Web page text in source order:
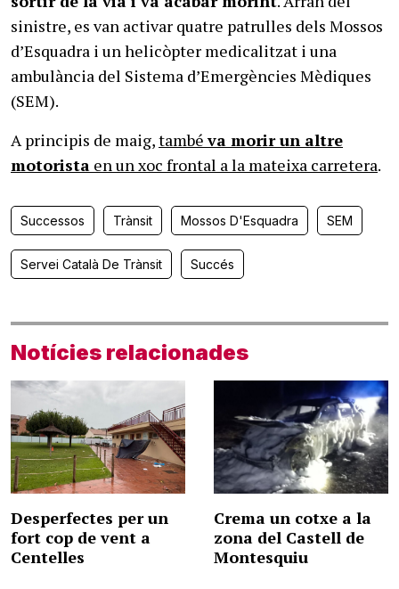
sinistre, es van activar quatre patrulles dels Mossos
d’Esquadra i un helicòpter medicalitzat i una
ambulància del Sistema d’Emergències Mèdiques
(SEM).
A principis de maig,tambéva morir un altre
motorista en un xoc frontal a la mateixa carretera.
Successos Trànsit Mossos D'Esquadra SEM
Servei Català De Trànsit Succés
Notícies relacionades
Desperfectes per un
fort cop de vent a
Centelles
Crema un cotxe a la
zona del Castell de
Montesquiu